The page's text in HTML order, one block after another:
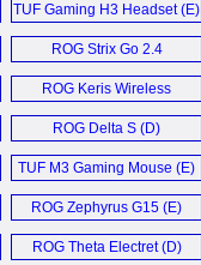
TUF Gaming H3 Headset (E)
ROG Strix Go 2.4
Headset (D)
ROG Keris Wireless
Mouse (E)
ROG Delta S (D)
TUF M3 Gaming Mouse (E)
ROG Zephyrus G15 (E)
ROG Theta Electret (D)